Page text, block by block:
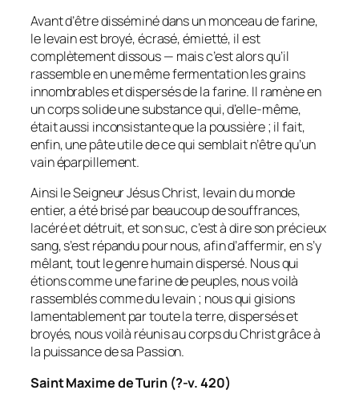
Avant d’être disséminé dans un monceau de farine,
le levain est broyé, écrasé, émietté, il est
complètement dissous — mais c’est alors qu’il
rassemble en une même fermentation les grains
innombrables et dispersés de la farine. Il ramène en
un corps solide une substance qui, d’elle-même,
était aussi inconsistante que la poussière ; il fait,
enfin, une pâte utile de ce qui semblait n’être qu’un
vain éparpillement.
Ainsi le Seigneur Jésus Christ, levain du monde
entier, a été brisé par beaucoup de souffrances,
lacéré et détruit, et son suc, c’est à dire son précieux
sang, s’est répandu pour nous, afin d’affermir, en s’y
mêlant, tout le genre humain dispersé. Nous qui
étions comme une farine de peuples, nous voilà
rassemblés comme du levain ; nous qui gisions
lamentablement par toute la terre, dispersés et
broyés, nous voilà réunis au corps du Christ grâce à
la puissance de sa Passion.
Saint Maxime de Turin (?-v. 420)